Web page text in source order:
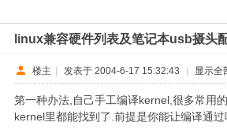
linux兼容硬件列表及笔记本usb摄头
楼主 | 发表于 2004-6-17 15:32:43 | 显示全
第一种办法,自己手工编译kernel,很多常用
kernel里都能找到了.前提是你能让编译通过